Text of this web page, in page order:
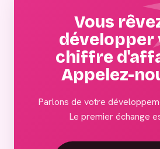
Vous
développer
chiffre
Appelez-
Parlons de votre
Le premier échange